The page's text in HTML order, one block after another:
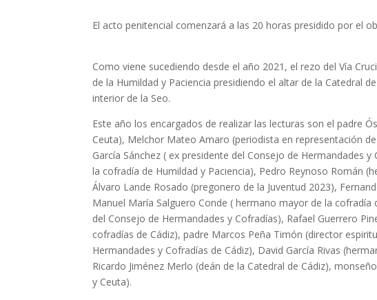
El acto penitencial comenzará a las 20 horas presidido por el
Como viene sucediendo desde el año 2021, el rezo del Vía
de la Humildad y Paciencia presidiendo el altar de la Catedral
interior de la Seo.
Este año los encargados de realizar las lecturas son el padre
Ceuta), Melchor Mateo Amaro (periodista en representación
García Sánchez ( ex presidente del Consejo de Hermandades
la cofradía de Humildad y Paciencia), Pedro Reynoso Román
Álvaro Lande Rosado (pregonero de la Juventud 2023),
Manuel María Salguero Conde ( hermano mayor de la
del Consejo de Hermandades y Cofradías), Rafael Guerrero
cofradías de Cádiz), padre Marcos Peña Timón (director
Hermandades y Cofradías de Cádiz), David García Rivas
Ricardo Jiménez Merlo (deán de la Catedral de Cádiz),
y Ceuta).